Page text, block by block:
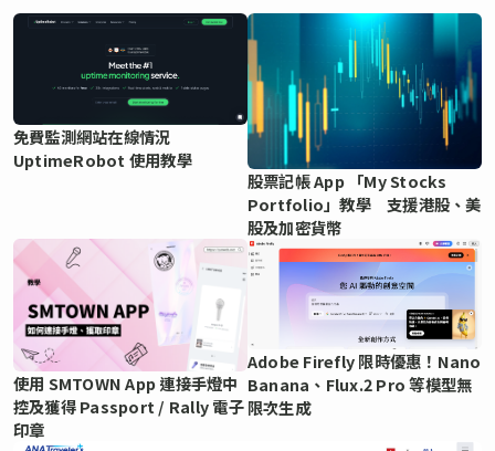
免費監測網站在線情況
UptimeRobot 使用教學
股票記帳 App 「My Stocks
Portfolio」教學 支援港股、美
股及加密貨幣
使用 SMTOWN App 連接手燈中
控及獲得 Passport / Rally 電子
印章
Adobe Firefly 限時優惠！Nano
Banana、Flux.2 Pro 等模型無
限次生成